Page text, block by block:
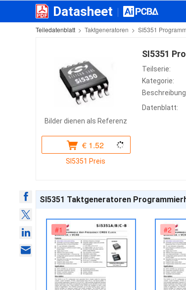
Datasheet
Teiledatenblatt > Taktgeneratoren > SI5351
Bilder dienen als Referenz
€ 1.52
SI5351 Preis
SI5351
Teilserie:
Kategorie:
Datenblatt:
SI5351 Taktgeneratoren
#1 #2